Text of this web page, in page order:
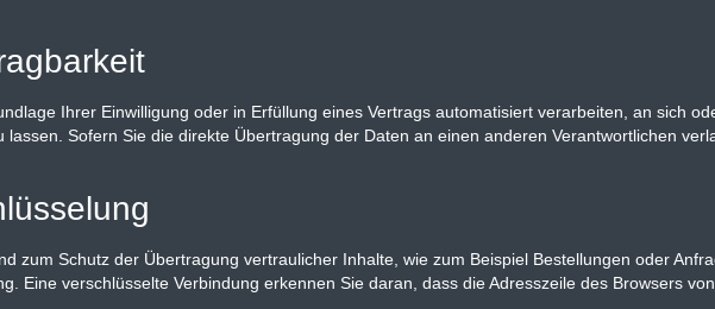
Ihrer Einwilligung oder in Erfüllung eines Vertrags automatisiert verarbeiten, an sich
Sofern Sie die direkte Übertragung der Daten an einen anderen Verantwortlichen
zum Schutz der Übertragung vertraulicher Inhalte, wie zum Beispiel Bestellungen oder
Eine verschlüsselte Verbindung erkennen Sie daran, dass die Adresszeile des Browsers